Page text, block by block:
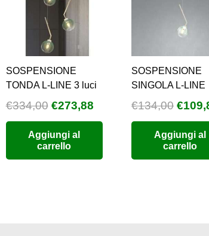
SOSPENSIONE
TONDA L-LINE 3 luci
€334,00 Il
prezzo
originale
era:
€273,88Il
prezzo
Aggiungi al
carrello
SOSPENSIONE
SINGOLA L-LINE
€134,00 Il
era:
€
Aggiungi al
carrello